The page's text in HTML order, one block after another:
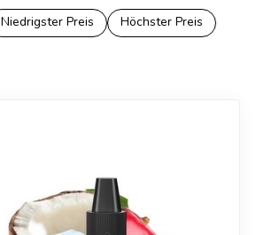
Niedrigster Preis
Höchster Preis